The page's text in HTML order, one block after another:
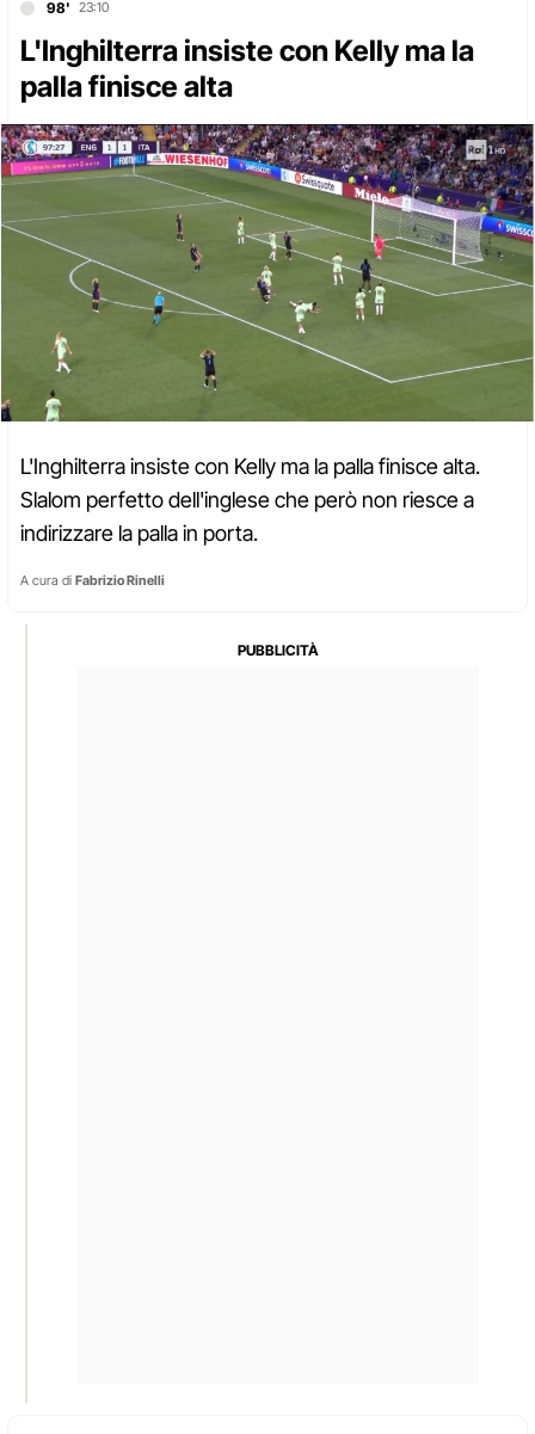
98' 23:10
L'Inghilterra insiste con Kelly ma la
palla finisce alta
L'Inghilterra insiste con Kelly ma la palla finisce alta.
Slalom perfetto dell'inglese che però non riesce a
indirizzare la palla in porta.
A cura di Fabrizio Rinelli